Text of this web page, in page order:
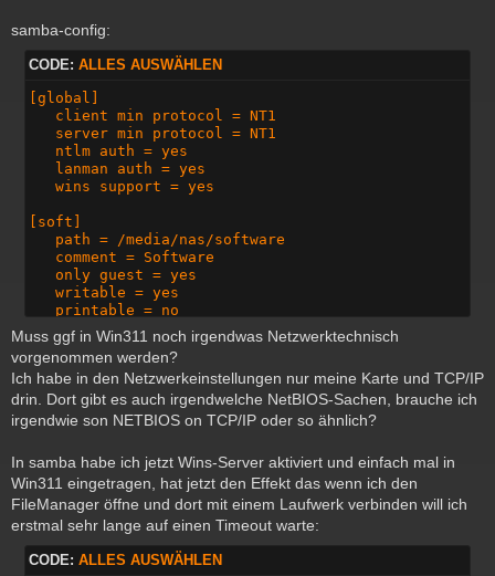
samba-config:
CODE: ALLES AUSWÄHLEN
[global]
   client min protocol = NT1
   server min protocol = NT1
   ntlm auth = yes
   lanman auth = yes
   wins support = yes
[soft]
   path = /media/nas/software
   comment = Software
   only guest = yes
   writable = yes
   printable = no
   case sensitive = no
   default case = upper
   preserve case = no
   short preserve case = no
#  mangle case = yes
#  mangled names= yes
Muss ggf in Win311 noch irgendwas Netzwerktechnisch
vorgenommen werden?
Ich habe in den Netzwerkeinstellungen nur meine Karte und TCP/IP
drin. Dort gibt es auch irgendwelche NetBIOS-Sachen, brauche ich
irgendwie son NETBIOS on TCP/IP oder so ähnlich?
In samba habe ich jetzt Wins-Server aktiviert und einfach mal in
Win311 eingetragen, hat jetzt den Effekt das wenn ich den
FileManager öffne und dort mit einem Laufwerk verbinden will ich
erstmal sehr lange auf einen Timeout warte:
CODE: ALLES AUSWÄHLEN